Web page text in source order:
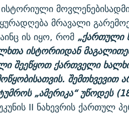
ისტორიული
მრავალი
ის იყო, რომ „ქართული
ისტორიიდან
შეეწყოთ ქართველი
„ამერიკა“ უწოდეს
II ნახევრის ქართულ